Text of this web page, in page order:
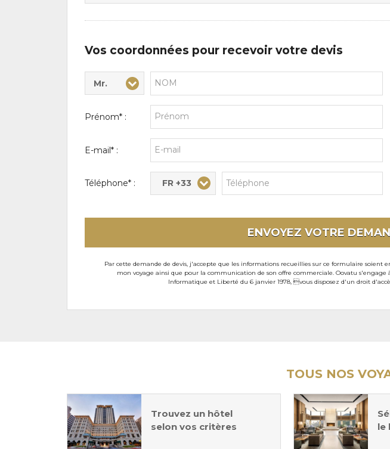
Vos coordonnées pour recevoir votre devis
Civilité* :
Mr.
Nom* :
Prénom* :
E-mail* :
Téléphone* : FR +33
ENVOYEZ VOTRE
Par cette demande de devis, j'accepte que les informations recueillies sur ce formulaire
mon voyage ainsi que pour la communication de son offre commerciale. Oovatu
Informatique et Liberté du 6 janvier 1978, vous disposez d'un droit
TOUS NOS
Trouvez un hôtel
selon vos critères
le